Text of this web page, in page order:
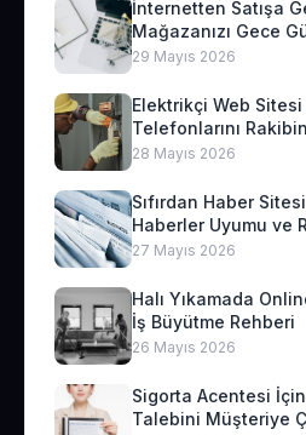
İnternetten Satışa
Mağazanızı Gece
29 Mayıs 2026
Elektrikçi Web Sitesi
Telefonlarını
28 Mayıs 2026
Sıfırdan Haber
Haberler Uyumu ve
27 Mayıs 2026
Halı Yıkamada
İş Büyütme Rehberi
26 Mayıs 2026
Sigorta Acentesi
Talebini Müşteriye